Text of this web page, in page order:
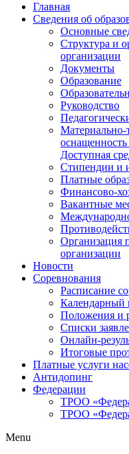
Главная
Сведения об
Основные
Структура и
организации
Документы
Образование
Руководство
Материально-
оснащенность
Доступная
Стипендии и
Платные
Финансово-
Вакантные
Организация
организации
Новости
Соревнования
Расписание
Календарный
Положения и
Списки
Онлайн-
Итоговые
Платные услуги
Антидопинг
Федерации
ТРОО
ТРОО
Menu